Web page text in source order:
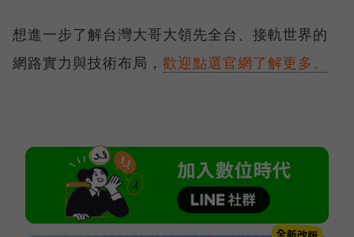
想進一步了解台灣大哥大領先全台、接軌世界的
網路實力與技術布局， 歡迎點選官網了解更多。